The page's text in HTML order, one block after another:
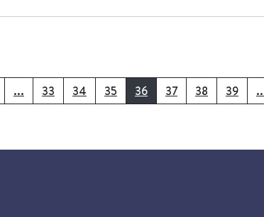
... 33 34 35 36 37 38 39